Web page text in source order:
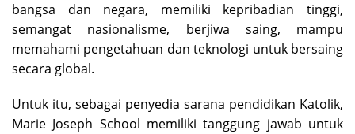
bangsa dan negara, memiliki kepribadian tinggi,
semangat nasionalisme, berjiwa saing, mampu
memahami pengetahuan dan teknologi untuk bersaing
secara global.
Untuk itu, sebagai penyedia sarana pendidikan Katolik,
Marie Joseph School memiliki tanggung jawab untuk